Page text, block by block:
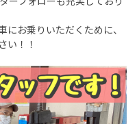
お乗りいただくために、
い！！